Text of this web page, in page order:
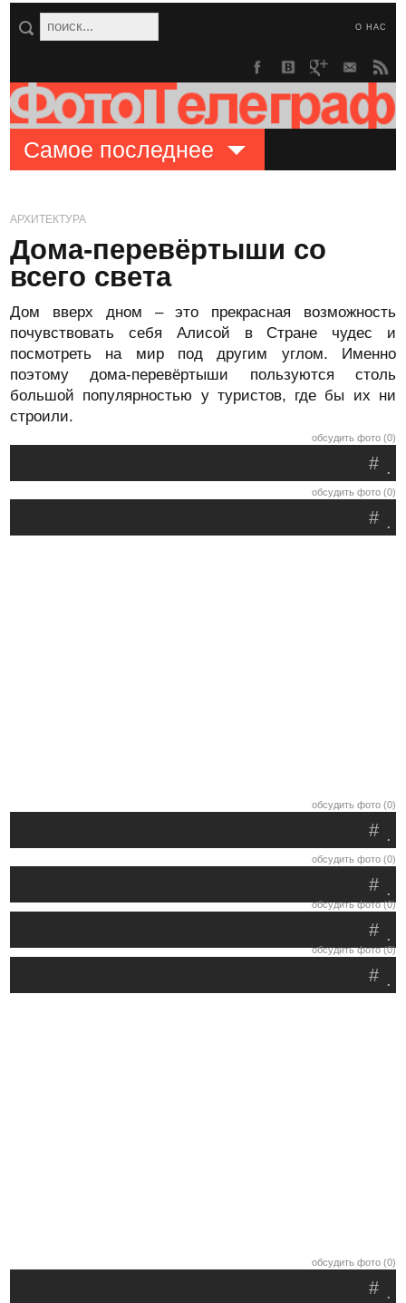
О НАС
Самое последнее
АРХИТЕКТУРА
Дома-перевёртыши со
всего света
Дом вверх дном – это прекрасная возможность
почувствовать себя Алисой в Стране чудес и
посмотреть на мир под другим углом. Именно
поэтому дома-перевёртыши пользуются столь
большой популярностью у туристов, где бы их ни
строили.
обсудить фото (0)
.
#
обсудить фото (0)
.
#
обсудить фото (0)
.
#
обсудить фото (0)
.
#
обсудить фото (0)
.
#
обсудить фото (0)
.
#
обсудить фото (0)
.
#